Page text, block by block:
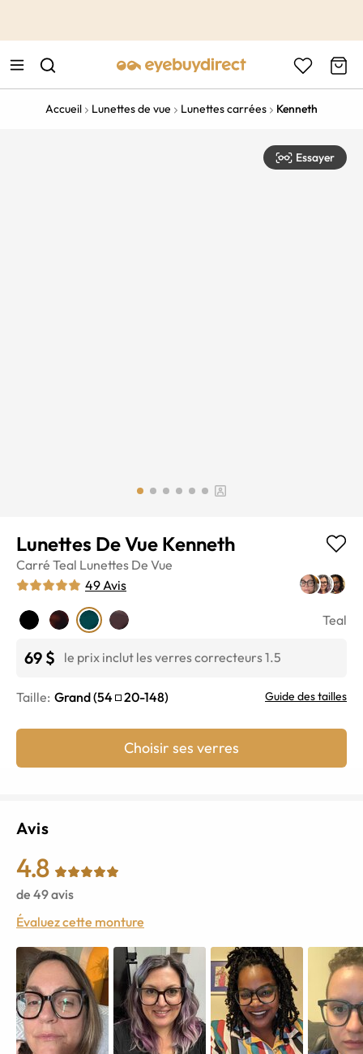
Accueil Lunettes de vue Lunettes carrées Kenneth
Essayer
Lunettes De Vue Kenneth
Carré Teal Lunettes De Vue
49 Avis
Teal
69 $ le prix inclut les verres correcteurs 1.5
Taille: Grand(54 20-148) Guide des tailles
Choisir ses verres
Avis
4.8
de 49avis
Évaluez cette monture